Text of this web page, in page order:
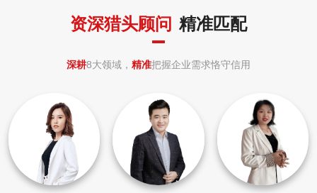
资深猎头顾问 精准匹配
深耕8大领域， 精准把握企业需求恪守信用